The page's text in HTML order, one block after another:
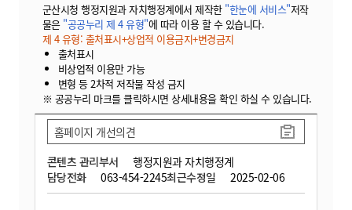
군산시청 행정지원과 자치행정계에서 제작한 "한눈에 서비스"저작
물은 "공공누리 제 4 유형"에 따라 이용 할 수 있습니다.
제 4 유형: 출처표시+상업적 이용금지+변경금지
출처표시
비상업적 이용만 가능
변형 등 2차적 저작물 작성 금지
※ 공공누리 마크를 클릭하시면 상세내용을 확인 하실 수 있습니다.
콘텐츠 관리부서
행정지원과 자치행정계
담당전화
063-454-2245최근수정일 2025-02-06
홈페이지 개선의견